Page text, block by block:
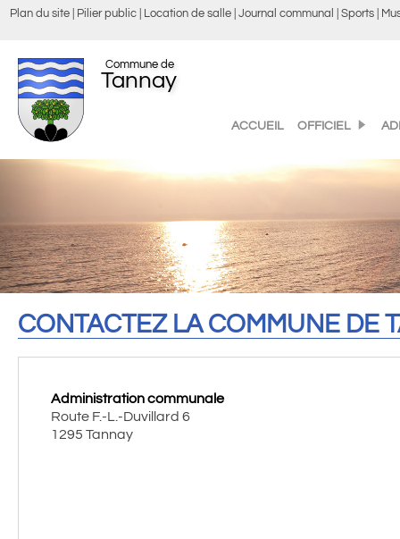
Plan du site Pilier public Location de salle Journal communal Sports
Commune de
Tannay
ACCUEIL OFFICIEL
CONTACTEZ LA COMMUNE DE
Administration communale
Route F.-L.-Duvillard 6
1295 Tannay